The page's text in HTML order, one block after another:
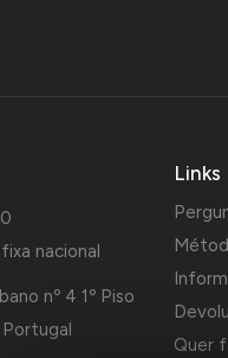
nacional
nº 4 1º Piso
Links
Quer